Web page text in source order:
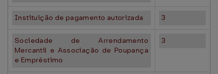
Instituição de pagamento autorizada 3
Sociedade de Arrendamento
Mercantil e Associação de Poupança
e Empréstimo
3